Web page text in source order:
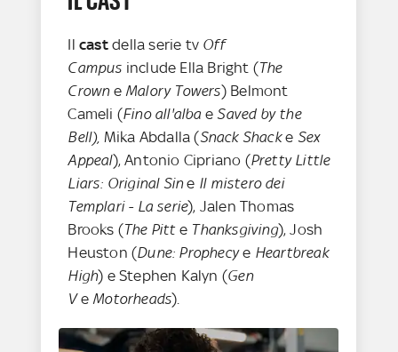
Ilcastdella serie tv Off
Campus include Ella Bright (The
Crowne Malory Towers) Belmont
Cameli (Fino all'albaeSaved by the
Bell), Mika Abdalla (Snack Shacke Sex
Appeal), Antonio Cipriano (Pretty Little
Liars: Original Sine Il mistero dei
Templari - La serie), Jalen Thomas
Brooks (The Pitte Thanksgiving), Josh
Heuston (Dune: Prophecye Heartbreak
High) e Stephen Kalyn (Gen
Ve Motorheads).